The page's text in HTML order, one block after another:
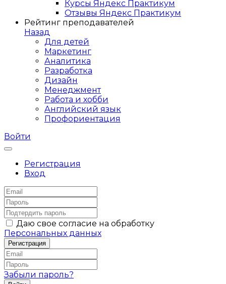
Курсы Яндекс Практикум
Отзывы Яндекс Практикум
Рейтинг преподавателей
Назад
Для детей
Маркетинг
Аналитика
Разработка
Дизайн
Менеджмент
Работа и хобби
Английский язык
Профориентация
Войти
Регистрация
Вход
Даю свое согласие на обработку
Персональных данных
Забыли пароль?